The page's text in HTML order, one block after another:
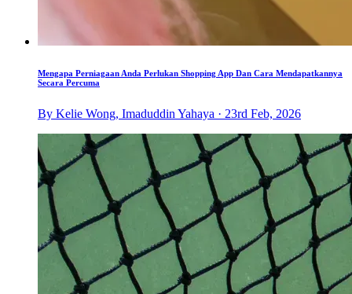
Mengapa Perniagaan Anda Perlukan Shopping App Dan Cara Mendapatkannya
Secara Percuma
By Kelie Wong, Imaduddin Yahaya · 23rd Feb, 2026